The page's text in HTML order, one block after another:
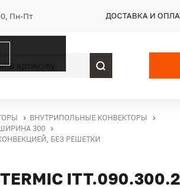
Пн-Пт ДОСТАВКА И
ВНУТРИПОЛЬНЫЕ КОНВЕКТОРЫ
300
БЕЗ РЕШЕТКИ